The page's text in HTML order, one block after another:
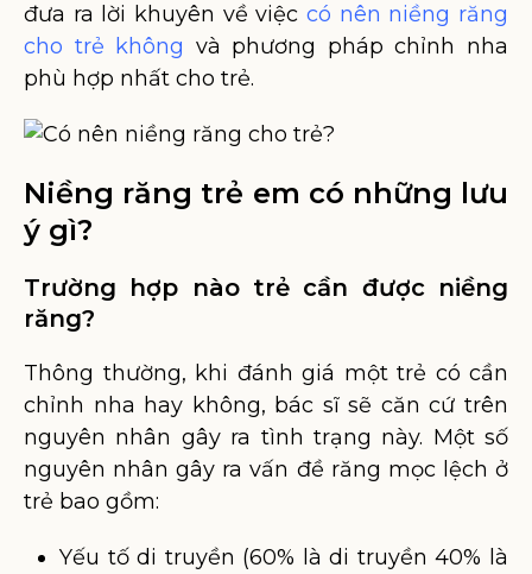
đưa ra lời khuyên về việc có nên niềng răng
cho trẻ không và phương pháp chỉnh nha
phù hợp nhất cho trẻ.
Niềng răng trẻ em có những lưu
ý gì?
Trường hợp nào trẻ cần được niềng
răng?
Thông thường, khi đánh giá một trẻ có cần
chỉnh nha hay không, bác sĩ sẽ căn cứ trên
nguyên nhân gây ra tình trạng này. Một số
nguyên nhân gây ra vấn đề răng mọc lệch ở
trẻ bao gồm:
Yếu tố di truyền (60% là di truyền 40% là